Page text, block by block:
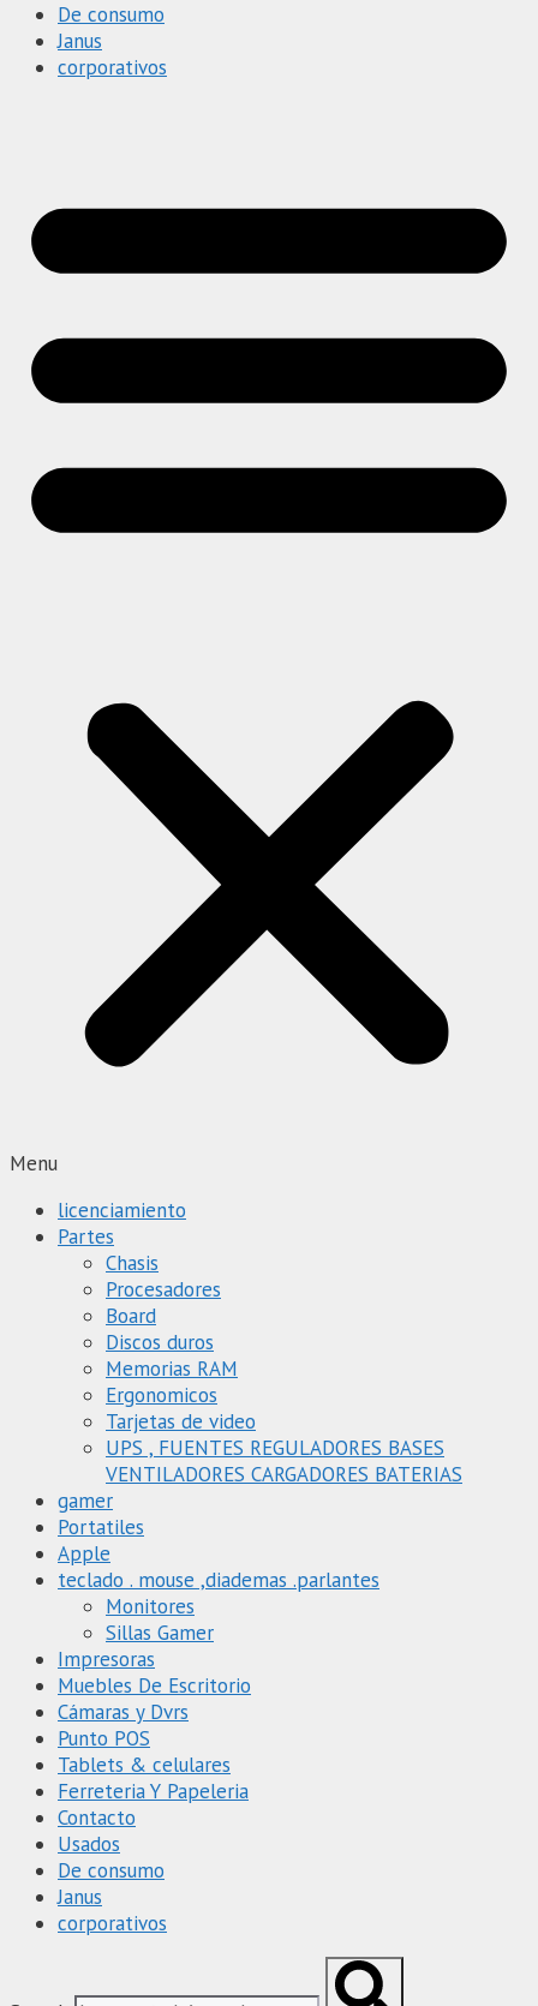
De consumo
Janus
corporativos
Menu
licenciamiento
Partes
Chasis
Procesadores
Board
Discos duros
Memorias RAM
Ergonomicos
Tarjetas de video
UPS , FUENTES REGULADORES BASES
VENTILADORES CARGADORES BATERIAS
gamer
Portatiles
Apple
teclado . mouse ,diademas .parlantes
Monitores
Sillas Gamer
Impresoras
Muebles De Escritorio
Cámaras y Dvrs
Punto POS
Tablets & celulares
Ferreteria Y Papeleria
Contacto
Usados
De consumo
Janus
corporativos